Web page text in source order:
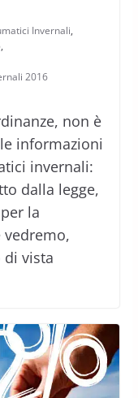
Invernali,
,
2016
non è
informazioni
invernali:
dalla legge,
la
vedremo,
vista